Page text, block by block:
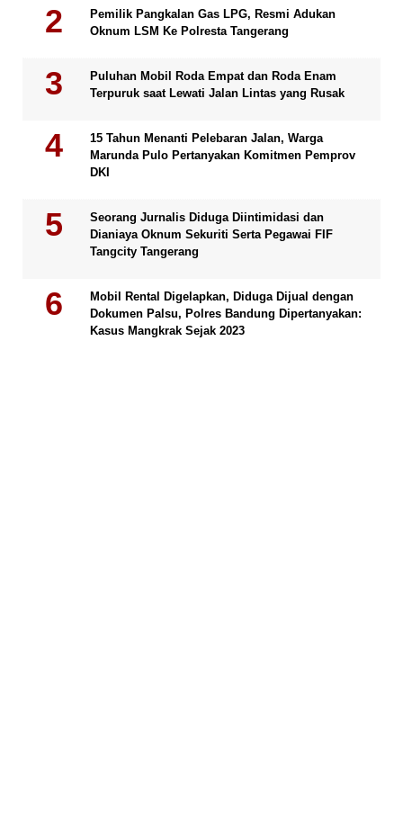
Pemilik Pangkalan Gas LPG, Resmi Adukan
Oknum LSM Ke Polresta Tangerang
Puluhan Mobil Roda Empat dan Roda Enam
Terpuruk saat Lewati Jalan Lintas yang Rusak
15 Tahun Menanti Pelebaran Jalan, Warga
Marunda Pulo Pertanyakan Komitmen Pemprov
DKI
Seorang Jurnalis Diduga Diintimidasi dan
Dianiaya Oknum Sekuriti Serta Pegawai FIF
Tangcity Tangerang
Mobil Rental Digelapkan, Diduga Dijual dengan
Dokumen Palsu, Polres Bandung Dipertanyakan:
Kasus Mangkrak Sejak 2023